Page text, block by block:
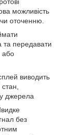
можливість
оточенню.
та передавати
або
виводить
джерела
без